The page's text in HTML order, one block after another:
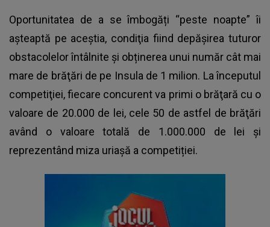
Oportunitatea de a se îmbogăți “peste noapte” îi
aşteaptă pe aceştia, condiţia fiind depăşirea tuturor
obstacolelor întâlnite şi obținerea unui număr cât mai
mare de brăţări de pe Insula de 1 milion. La începutul
competiţiei, fiecare concurent va primi o brăţară cu o
valoare de 20.000 de lei, cele 50 de astfel de brăţări
având o valoare totală de 1.000.000 de lei și
reprezentând miza uriașă a competiției.